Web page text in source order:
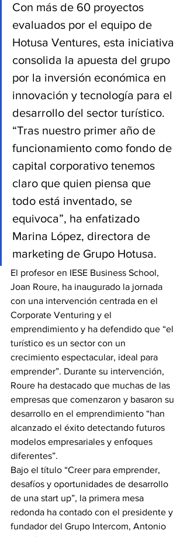
Con más de 60 proyectos
evaluados por el equipo de
Hotusa Ventures, esta iniciativa
consolida la apuesta del grupo
por la inversión económica en
innovación y tecnología para el
desarrollo del sector turístico.
“Tras nuestro primer año de
funcionamiento como fondo de
capital corporativo tenemos
claro que quien piensa que
todo está inventado, se
equivoca”, ha enfatizado
Marina López, directora de
marketing de Grupo Hotusa.
El profesor en IESE Business School,
Joan Roure, ha inaugurado la jornada
con una intervención centrada en el
Corporate Venturing y el
emprendimiento y ha defendido que “el
turístico es un sector con un
crecimiento espectacular, ideal para
emprender”. Durante su intervención,
Roure ha destacado que muchas de las
empresas que comenzaron y basaron su
desarrollo en el emprendimiento “han
alcanzado el éxito detectando futuros
modelos empresariales y enfoques
diferentes”.
Bajo el título “Creer para emprender,
desafíos y oportunidades de desarrollo
de una start up”, la primera mesa
redonda ha contado con el presidente y
fundador del Grupo Intercom, Antonio